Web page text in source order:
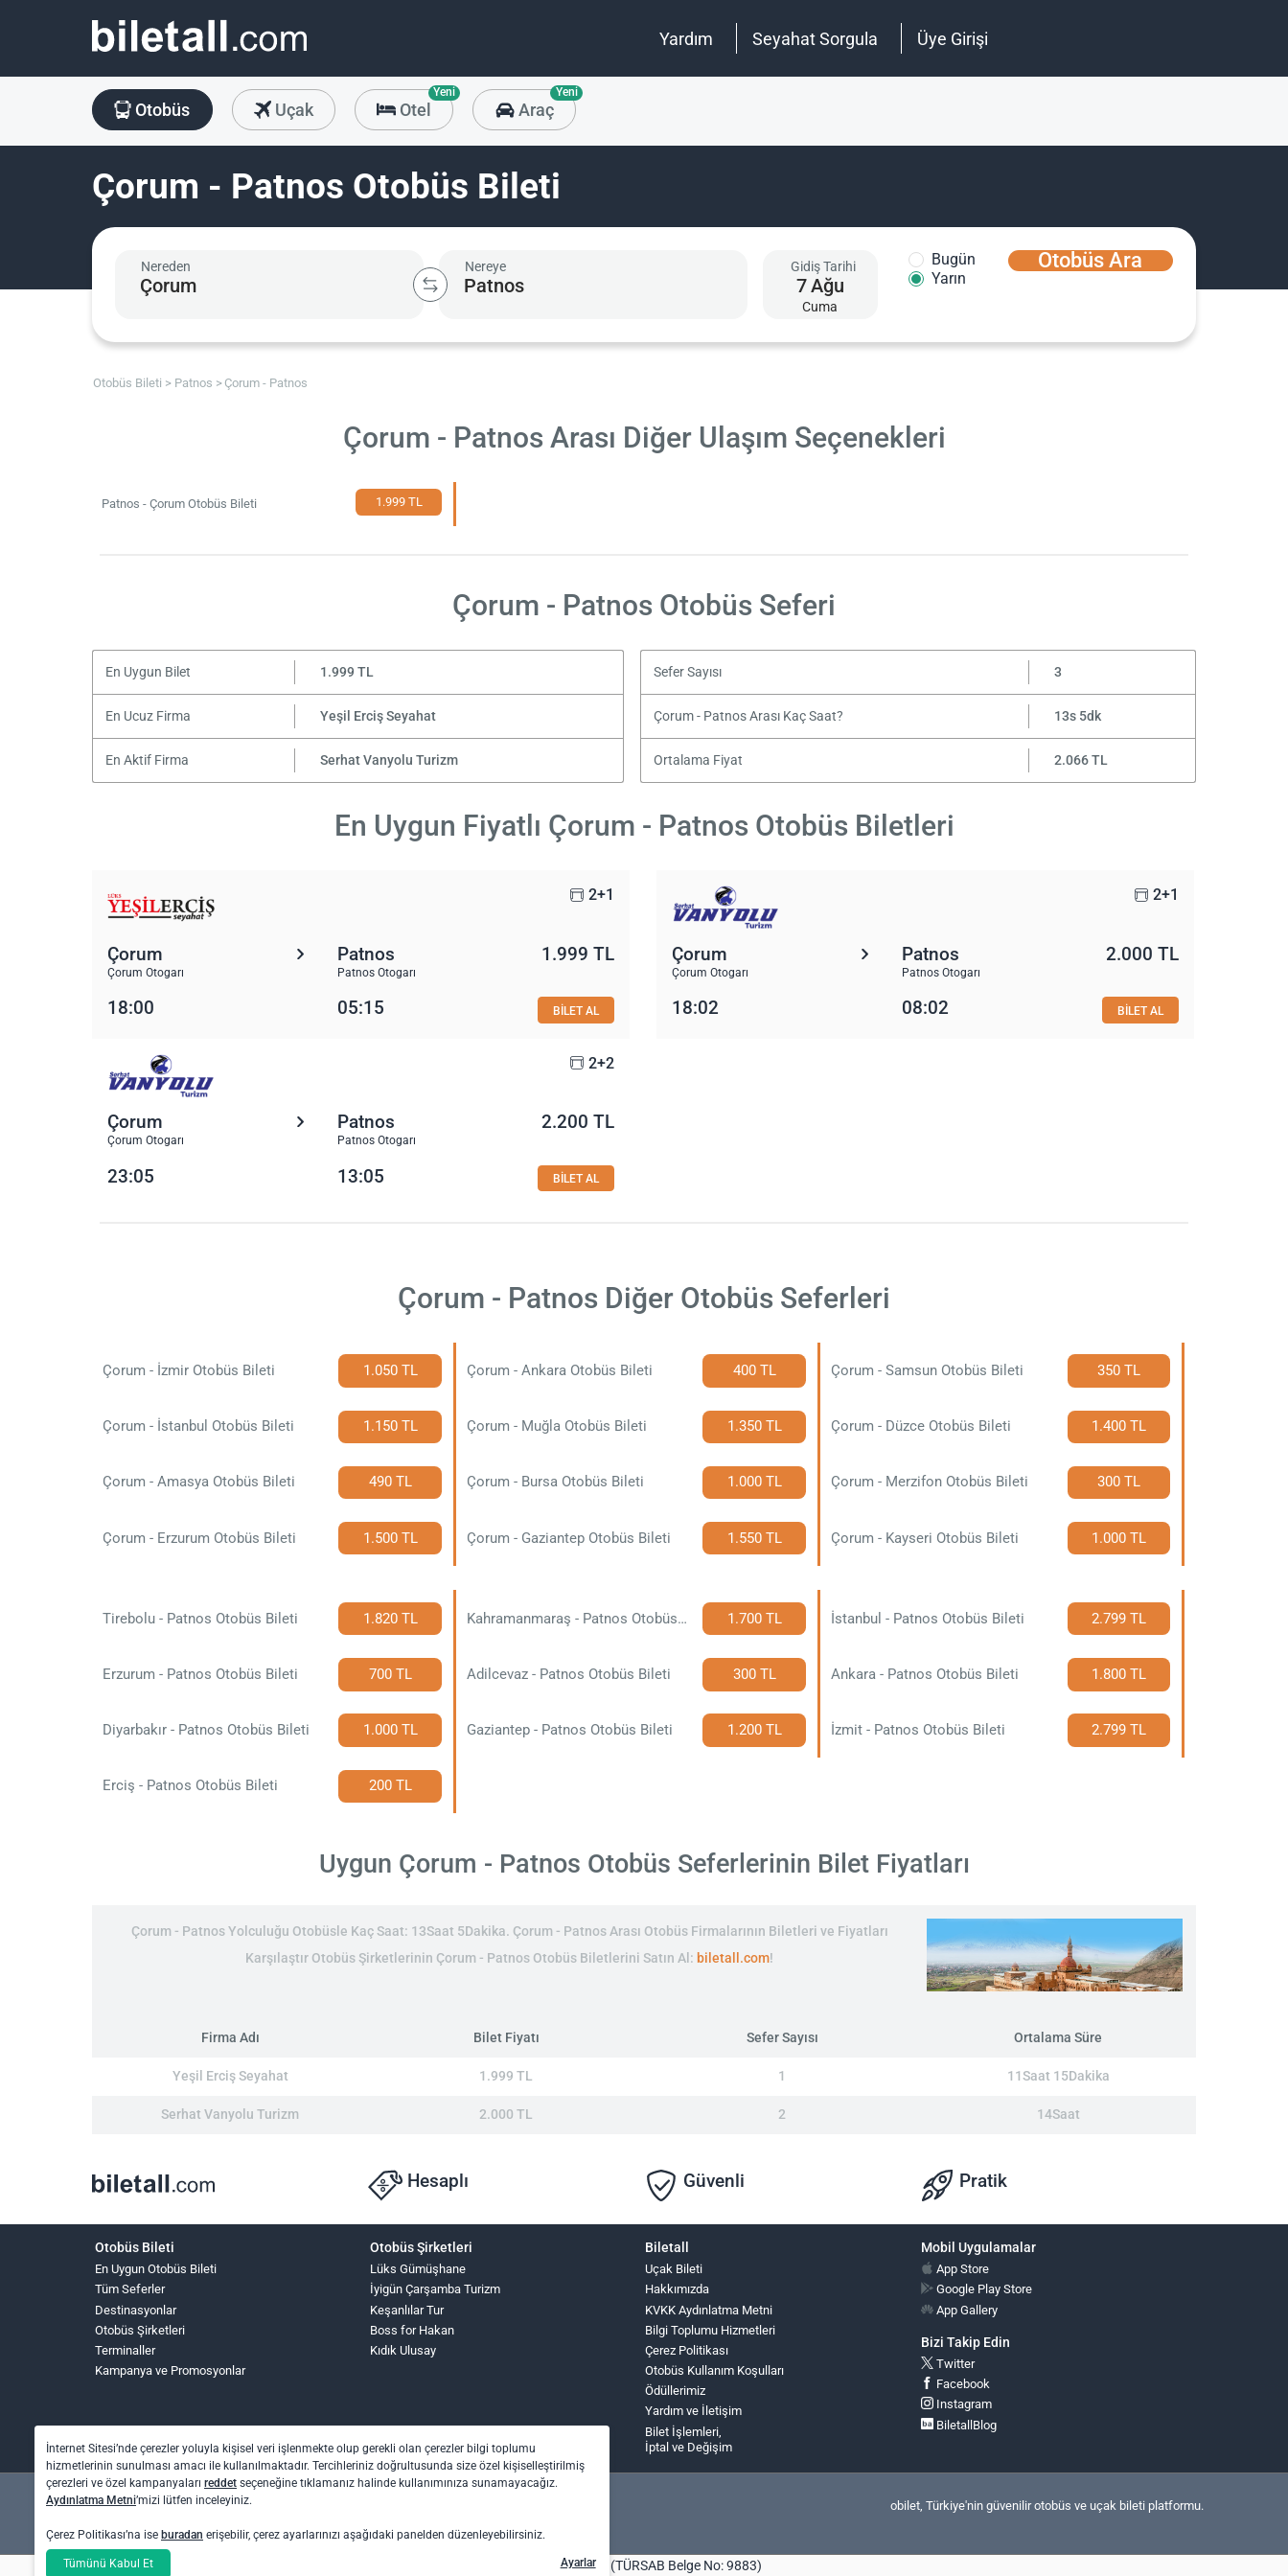
Yardım Seyahat Sorgula Üye Girişi
Otobüs Uçak Otel
Yeni
Araç
Yeni
Çorum - Patnos Otobüs Bileti
Nereden Nereye Gidiş Tarihi
7Ağu
Cuma
Bugün
Yarın
Otobüs Ara
Otobüs Bileti Patnos Çorum - Patnos
Çorum - Patnos Arası Diğer Ulaşım Seçenekleri
Patnos - Çorum Otobüs Bileti 1.999 TL
Çorum - Patnos Otobüs Seferi
En Uygun Bilet 1.999 TL Sefer Sayısı 3
En Ucuz Firma Yeşil Erciş Seyahat Çorum - Patnos Arası Kaç Saat? 13s 5dk
En Aktif Firma Serhat Vanyolu Turizm Ortalama Fiyat 2.066 TL
En Uygun Fiyatlı Çorum - Patnos Otobüs Biletleri
2+1
Çorum
Çorum Otogarı
Patnos
Patnos Otogarı
1.999 TL
18:00 05:15 BİLET AL
2+1
Çorum
Çorum Otogarı
Patnos
Patnos Otogarı
2.000 TL
18:02 08:02 BİLET AL
2+2
Çorum
Çorum Otogarı
Patnos
Patnos Otogarı
2.200 TL
23:05 13:05 BİLET AL
Çorum - Patnos Diğer Otobüs Seferleri
Çorum - İzmir Otobüs Bileti 1.050 TL Çorum - Ankara Otobüs Bileti 400 TL Çorum - Samsun Otobüs Bileti 350 TL
Çorum - İstanbul Otobüs Bileti 1.150 TL Çorum - Muğla Otobüs Bileti 1.350 TL Çorum - Düzce Otobüs Bileti 1.400 TL
Çorum - Amasya Otobüs Bileti 490 TL Çorum - Bursa Otobüs Bileti 1.000 TL Çorum - Merzifon Otobüs Bileti 300 TL
Çorum - Erzurum Otobüs Bileti 1.500 TL Çorum - Gaziantep Otobüs Bileti 1.550 TL Çorum - Kayseri Otobüs Bileti 1.000 TL
Tirebolu - Patnos Otobüs Bileti 1.820 TL Kahramanmaraş - Patnos Otobüs Bileti 1.700 TL İstanbul - Patnos Otobüs Bileti 2.799 TL
Erzurum - Patnos Otobüs Bileti 700 TL Adilcevaz - Patnos Otobüs Bileti 300 TL Ankara - Patnos Otobüs Bileti 1.800 TL
Diyarbakır - Patnos Otobüs Bileti 1.000 TL Gaziantep - Patnos Otobüs Bileti 1.200 TL İzmit - Patnos Otobüs Bileti 2.799 TL
Erciş - Patnos Otobüs Bileti 200 TL
Uygun Çorum - Patnos Otobüs Seferlerinin Bilet Fiyatları
Çorum - Patnos Yolculuğu Otobüsle Kaç Saat: 13Saat 5Dakika. Çorum - Patnos Arası Otobüs Firmalarının Biletleri ve Fiyatları
Karşılaştır Otobüs Şirketlerinin Çorum - Patnos Otobüs Biletlerini Satın Al: biletall.com!
Firma Adı Bilet Fiyatı Sefer Sayısı Ortalama Süre
Yeşil Erciş Seyahat 1.999 TL 1 11Saat 15Dakika
Serhat Vanyolu Turizm 2.000 TL 2 14Saat
Hesaplı Güvenli Pratik
Otobüs Bileti
En Uygun Otobüs Bileti
Tüm Seferler
Destinasyonlar
Otobüs Şirketleri
Terminaller
Kampanya ve Promosyonlar
Otobüs Şirketleri
Lüks Gümüşhane
İyigün Çarşamba Turizm
Keşanlılar Tur
Boss for Hakan
Kıdık Ulusay
Biletall
Uçak Bileti
Hakkımızda
KVKK Aydınlatma Metni
Bilgi Toplumu Hizmetleri
Çerez Politikası
Otobüs Kullanım Koşulları
Ödüllerimiz
Yardım ve İletişim
Bilet İşlemleri,
İptal ve Değişim
Mobil Uygulamalar
App Store
Google Play Store
App Gallery
Bizi Takip Edin
Twitter
Facebook
Instagram
BiletallBlog
obilet, Türkiye'nin güvenilir otobüs ve uçak bileti platformu.
Otel rezervasyon ve otobüs bileti işlemleri için: Obilet.com Turizm Seyahat Acentası (TÜRSAB Belge No: 9883)
İnternet Sitesi’nde çerezler yoluyla kişisel veri işlenmekte olup gerekli olan çerezler bilgi toplumu
hizmetlerinin sunulması amacı ile kullanılmaktadır. Tercihleriniz doğrultusunda size özel kişiselleştirilmiş
çerezleri ve özel kampanyaları reddet seçeneğine tıklamanız halinde kullanımınıza sunamayacağız.
Aydınlatma Metni’mizi lütfen inceleyiniz.
Çerez Politikası’na ise buradan erişebilir, çerez ayarlarınızı aşağıdaki panelden düzenleyebilirsiniz.
Tümünü Kabul Et Ayarlar